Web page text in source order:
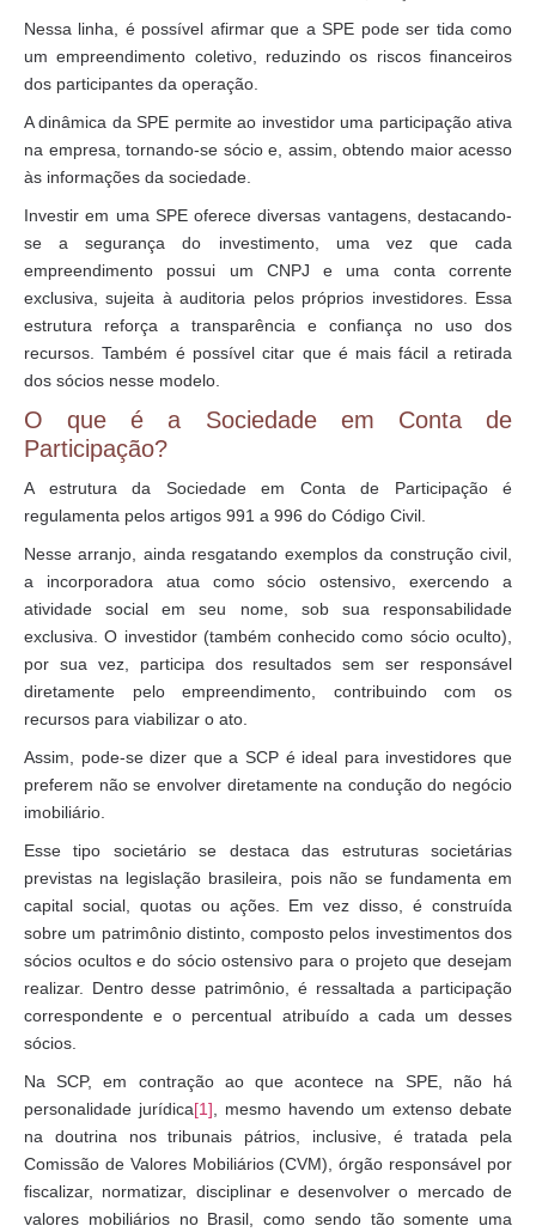
Nessa linha, é possível afirmar que a SPE pode ser tida como
um empreendimento coletivo, reduzindo os riscos financeiros
dos participantes da operação.
A dinâmica da SPE permite ao investidor uma participação ativa
na empresa, tornando-se sócio e, assim, obtendo maior acesso
às informações da sociedade.
Investir em uma SPE oferece diversas vantagens, destacando-
se a segurança do investimento, uma vez que cada
empreendimento possui um CNPJ e uma conta corrente
exclusiva, sujeita à auditoria pelos próprios investidores. Essa
estrutura reforça a transparência e confiança no uso dos
recursos. Também é possível citar que é mais fácil a retirada
dos sócios nesse modelo.
O que é a Sociedade em Conta de
Participação?
A estrutura da Sociedade em Conta de Participação é
regulamenta pelos artigos 991 a 996 do Código Civil.
Nesse arranjo, ainda resgatando exemplos da construção civil,
a incorporadora atua como sócio ostensivo, exercendo a
atividade social em seu nome, sob sua responsabilidade
exclusiva. O investidor (também conhecido como sócio oculto),
por sua vez, participa dos resultados sem ser responsável
diretamente pelo empreendimento, contribuindo com os
recursos para viabilizar o ato.
Assim, pode-se dizer que a SCP é ideal para investidores que
preferem não se envolver diretamente na condução do negócio
imobiliário.
Esse tipo societário se destaca das estruturas societárias
previstas na legislação brasileira, pois não se fundamenta em
capital social, quotas ou ações. Em vez disso, é construída
sobre um patrimônio distinto, composto pelos investimentos dos
sócios ocultos e do sócio ostensivo para o projeto que desejam
realizar. Dentro desse patrimônio, é ressaltada a participação
correspondente e o percentual atribuído a cada um desses
sócios.
Na SCP, em contração ao que acontece na SPE, não há
personalidade jurídica[1] , mesmo havendo um extenso debate
na doutrina nos tribunais pátrios, inclusive, é tratada pela
Comissão de Valores Mobiliários (CVM), órgão responsável por
fiscalizar, normatizar, disciplinar e desenvolver o mercado de
valores mobiliários no Brasil, como sendo tão somente uma